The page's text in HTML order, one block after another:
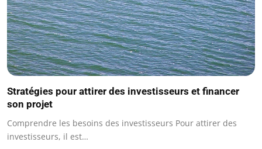
Stratégies pour attirer des investisseurs et financer
son projet
Comprendre les besoins des investisseurs Pour attirer des
investisseurs, il est…